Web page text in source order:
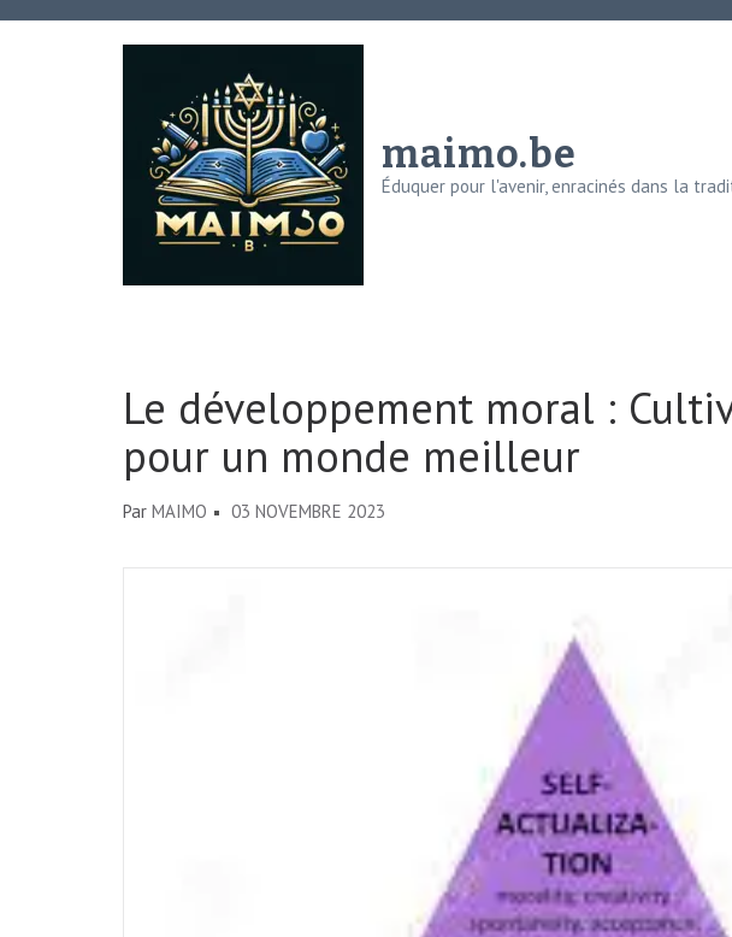
Aller
maimo.be
Éduquer pour l'avenir, enracinés dans la
Le développement moral :
pour un monde meilleur
Par MAIMO 03 NOVEMBRE 2023